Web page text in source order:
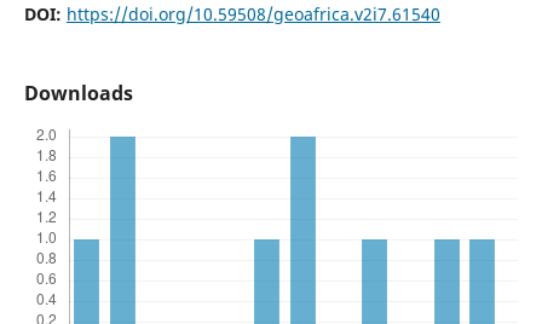
DOI: https://doi.org/10.59508/geoafrica.v2i7.61540
Downloads